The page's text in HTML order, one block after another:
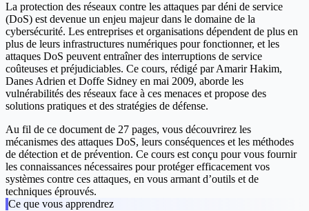
La protection des réseaux contre les attaques par déni de service
(DoS) est devenue un enjeu majeur dans le domaine de la
cybersécurité. Les entreprises et organisations dépendent de plus en
plus de leurs infrastructures numériques pour fonctionner, et les
attaques DoS peuvent entraîner des interruptions de service
coûteuses et préjudiciables. Ce cours, rédigé par Amarir Hakim,
Danes Adrien et Doffe Sidney en mai 2009, aborde les
vulnérabilités des réseaux face à ces menaces et propose des
solutions pratiques et des stratégies de défense.
Au fil de ce document de 27 pages, vous découvrirez les
mécanismes des attaques DoS, leurs conséquences et les méthodes
de détection et de prévention. Ce cours est conçu pour vous fournir
les connaissances nécessaires pour protéger efficacement vos
systèmes contre ces attaques, en vous armant d’outils et de
techniques éprouvés.
Ce que vous apprendrez